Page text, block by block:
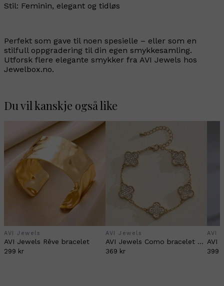
Stil: Feminin, elegant og tidløs
Perfekt som gave til noen spesielle – eller som en
stilfull oppgradering til din egen smykkesamling.
Utforsk flere elegante smykker fra AVI Jewels hos
Jewelbox.no.
Du vil kanskje også like
AVI Jewels
AVI Jewels Rêve bracelet
299 kr
AVI Jewels
AVI Jewels Como bracelet clear/gold
369 kr
AVI
399